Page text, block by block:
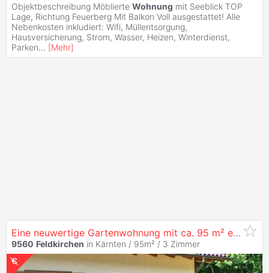
Objektbeschreibung Möblierte Wohnung mit Seeblick TOP
Lage, Richtung Feuerberg Mit Balkon Voll ausgestattet! Alle
Nebenkosten inkludiert: Wifi, Müllentsorgung,
Hausversicherung, Strom, Wasser, Heizen, Winterdienst,
Parken... [Mehr]
Eine neuwertige Gartenwohnung mit ca. 95 m² erwartet Sie auf der östlichen Seite des Wachsenberges im Raum
9560 Feldkirchen in Kärnten / 95m² / 3 Zimmer